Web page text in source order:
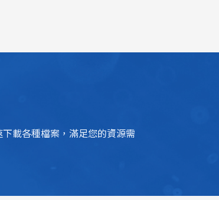
載各種檔案，滿足您的資源需